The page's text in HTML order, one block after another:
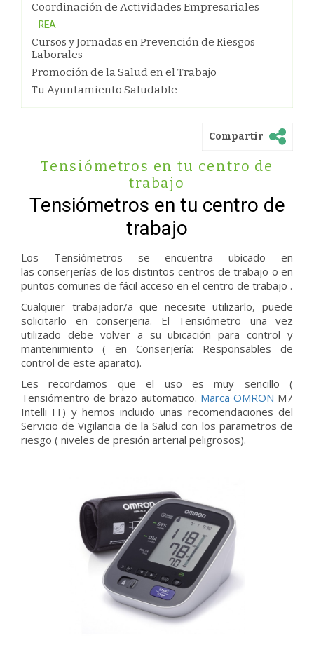
Coordinación de Actividades Empresariales
REA
Cursos y Jornadas en Prevención de Riesgos
Laborales
Promoción de la Salud en el Trabajo
Tu Ayuntamiento Saludable
Compartir
Tensiómetros en tu centro de
trabajo
Tensiómetros en tu centro de
trabajo
Los Tensiómetros se encuentra ubicado en
las conserjerías de los distintos centros de trabajo o en
puntos comunes de fácil acceso en el centro de trabajo .
Cualquier trabajador/a que necesite utilizarlo, puede
solicitarlo en conserjeria. El Tensiómetro una vez
utilizado debe volver a su ubicación para control y
mantenimiento ( en Conserjería: Responsables de
control de este aparato).
Les recordamos que el uso es muy sencillo (
Tensiómentro de brazo automatico. Marca OMRON M7
Intelli IT) y hemos incluido unas recomendaciones del
Servicio de Vigilancia de la Salud con los parametros de
riesgo ( niveles de presión arterial peligrosos).